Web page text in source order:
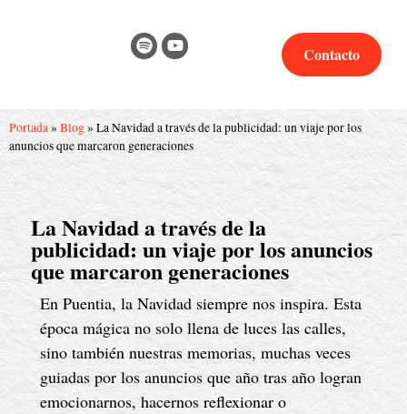
Contacto
Portada» Blog» La Navidad a través de la publicidad: un viaje por los
anuncios que marcaron generaciones
La Navidad a través de la
publicidad: un viaje por los anuncios
que marcaron generaciones
En Puentia, la Navidad siempre nos inspira. Esta
época mágica no solo llena de luces las calles,
sino también nuestras memorias, muchas veces
guiadas por los anuncios que año tras año logran
emocionarnos, hacernos reflexionar o